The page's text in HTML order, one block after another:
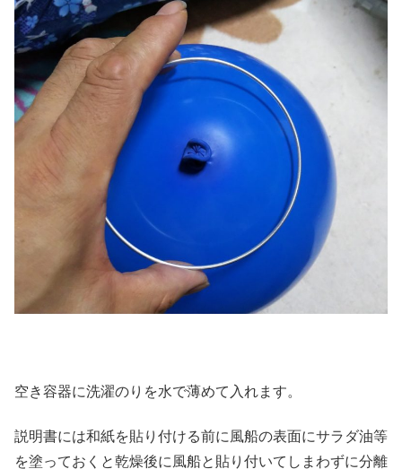
空き容器に洗濯のりを水で薄めて入れます。
説明書には和紙を貼り付ける前に風船の表面にサラダ油等
を塗っておくと乾燥後に風船と貼り付いてしまわずに分離